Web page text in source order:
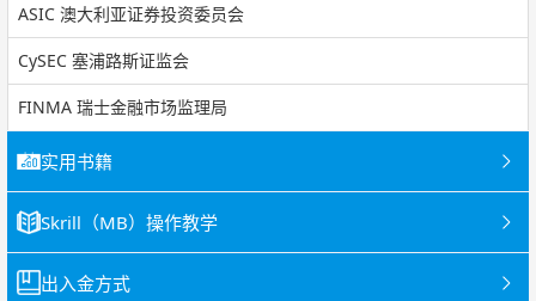
ASIC 澳大利亚证券投资委员会
CySEC 塞浦路斯证监会
FINMA 瑞士金融市场监理局
实用书籍
Skrill（MB）操作教学
出入金方式